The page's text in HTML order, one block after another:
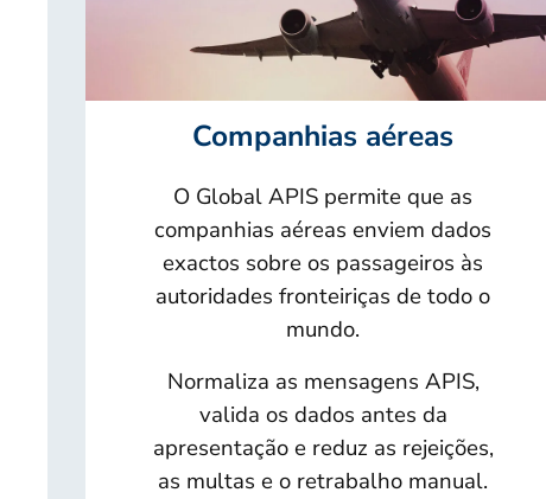
Companhias aéreas
O Global APIS permite que as
companhias aéreas enviem dados
exactos sobre os passageiros às
autoridades fronteiriças de todo o
mundo.
Normaliza as mensagens APIS,
valida os dados antes da
apresentação e reduz as rejeições,
as multas e o retrabalho manual.